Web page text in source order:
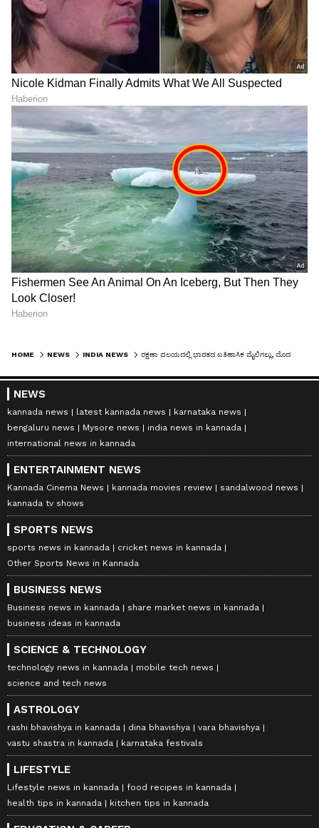
HOME NEWS INDIA NEWS
NEWS
kannada news latest kannada news
karnataka news
bengaluru news
Mysore news
india news in kannada
international news in kannada
ENTERTAINMENT NEWS
Kannada Cinema News kannada movies review
sandalwood news
kannada tv shows
SPORTS NEWS
sports news in kannada
cricket news in kannada
Other Sports News in Kannada
BUSINESS NEWS
Business news in kannada
share market news in kannada
business ideas in kannada
SCIENCE & TECHNOLOGY
technology news in kannada
mobile tech news
science and tech news
ASTROLOGY
rashi bhavishya in kannada dina bhavishya
vara bhavishya
vastu shastra in kannada
karnataka festivals
LIFESTYLE
Lifestyle news in kannada
food recipes in kannada
health tips in kannada
kitchen tips in kannada